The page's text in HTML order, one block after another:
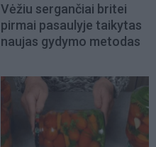
Vėžiu sergančiai britei
pirmai pasaulyje taikytas
naujas gydymo metodas